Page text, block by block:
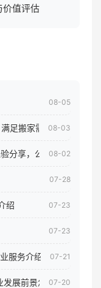
价值评估
08-05
足搬家需求！
08-03
分享，公司员工电脑核
08-02
07-28
绍 07-23
07-23
服务介绍 07-21
发展前景怎样07-20